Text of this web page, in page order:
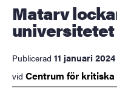
Matarv lockar folkhögskola till
universitetet
Publicerad 11 januari 2024
vid Centrum för kritiska